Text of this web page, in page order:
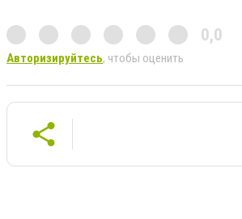
0,0
Авторизируйтесь, чтобы оценить